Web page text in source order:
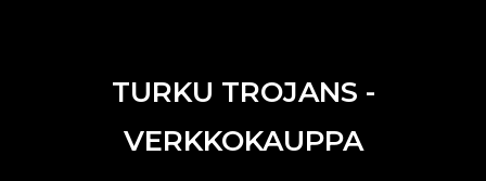
TURKU TROJANS -
VERKKOKAUPPA